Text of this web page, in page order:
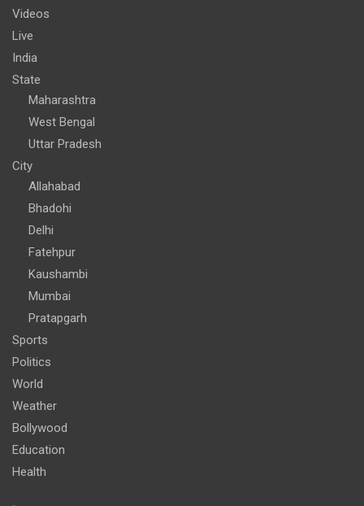
Videos
Live
India
State
Maharashtra
West Bengal
Uttar Pradesh
City
Allahabad
Bhadohi
Delhi
Fatehpur
Kaushambi
Mumbai
Pratapgarh
Sports
Politics
World
Weather
Bollywood
Education
Health